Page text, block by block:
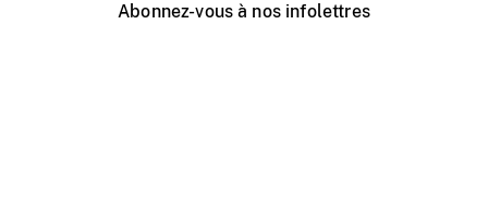
Abonnez-vous à nos infolettres